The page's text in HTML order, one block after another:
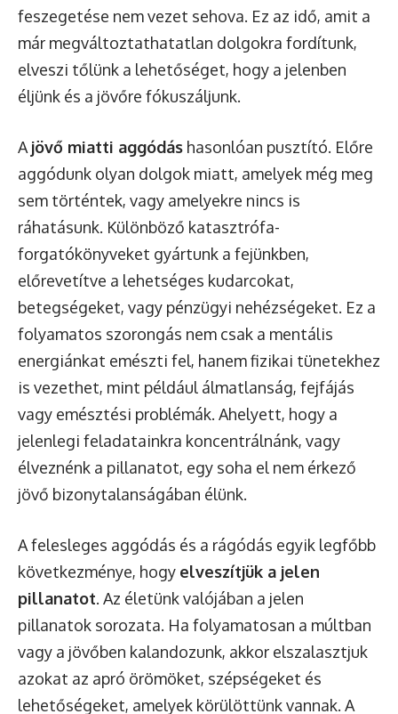
feszegetése nem vezet sehova. Ez az idő, amit a
már megváltoztathatatlan dolgokra fordítunk,
elveszi tőlünk a lehetőséget, hogy a jelenben
éljünk és a jövőre fókuszáljunk.
A jövő miatti aggódás hasonlóan pusztító. Előre
aggódunk olyan dolgok miatt, amelyek még meg
sem történtek, vagy amelyekre nincs is
ráhatásunk. Különböző katasztrófa-
forgatókönyveket gyártunk a fejünkben,
előrevetítve a lehetséges kudarcokat,
betegségeket, vagy pénzügyi nehézségeket. Ez a
folyamatos szorongás nem csak a mentális
energiánkat emészti fel, hanem fizikai tünetekhez
is vezethet, mint például álmatlanság, fejfájás
vagy emésztési problémák. Ahelyett, hogy a
jelenlegi feladatainkra koncentrálnánk, vagy
élveznénk a pillanatot, egy soha el nem érkező
jövő bizonytalanságában élünk.
A felesleges aggódás és a rágódás egyik legfőbb
következménye, hogy elveszítjük a jelen
pillanatot. Az életünk valójában a jelen
pillanatok sorozata. Ha folyamatosan a múltban
vagy a jövőben kalandozunk, akkor elszalasztjuk
azokat az apró örömöket, szépségeket és
lehetőségeket, amelyek körülöttünk vannak. A